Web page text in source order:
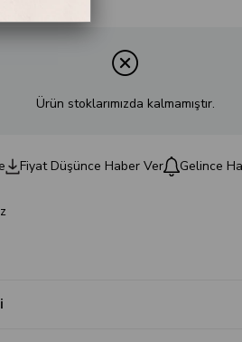
Ürün stoklarımızda kalmamıştır.
Fiyat Düşünce Haber Ver Gelince